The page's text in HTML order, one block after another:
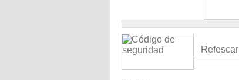
Refescar